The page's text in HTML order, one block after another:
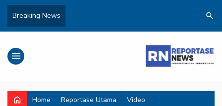
Breaking News search
menu
home Home Reportase Utama Video